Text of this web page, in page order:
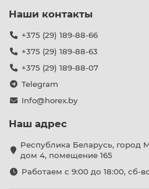
Наши контакты
+375 (29) 189-88-66
+375 (29) 189-88-63
+375 (29) 189-88-07
Telegram
Info@horex.by
Наш адрес
Республика Беларусь, город
дом 4, помещение 165
Работаем с 9:00 до 18:00, сб-